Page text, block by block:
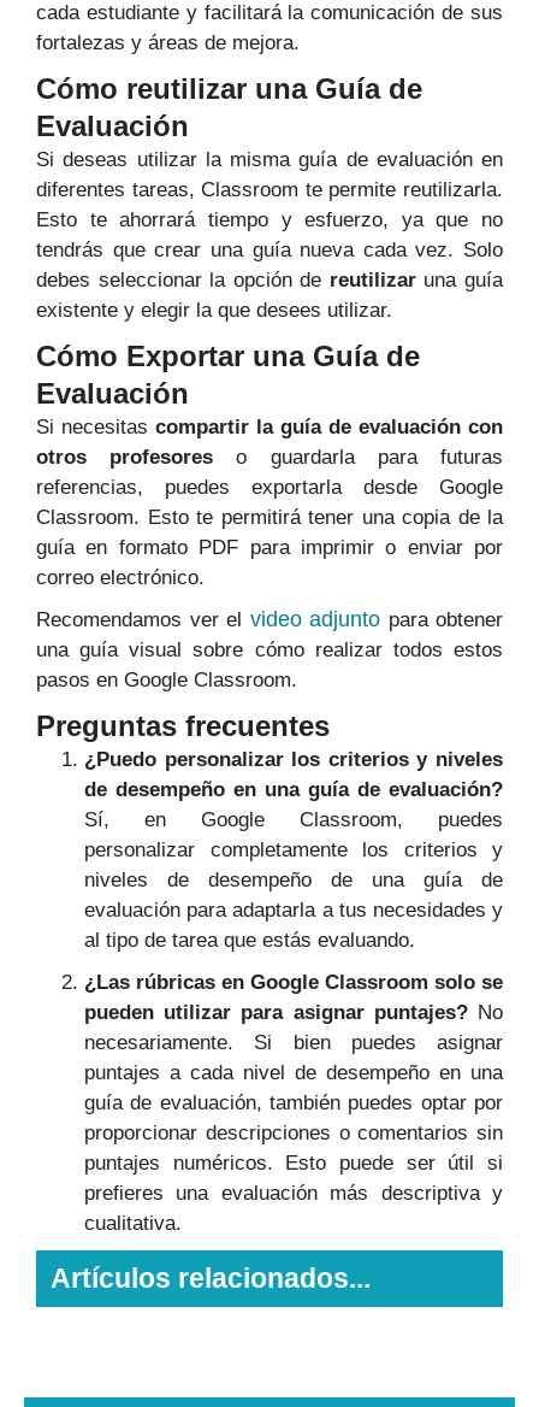
cada estudiante y facilitará la comunicación de sus
fortalezas y áreas de mejora.
Cómo reutilizar una Guía de
Evaluación
Si deseas utilizar la misma guía de evaluación en
diferentes tareas, Classroom te permite reutilizarla.
Esto te ahorrará tiempo y esfuerzo, ya que no
tendrás que crear una guía nueva cada vez. Solo
debes seleccionar la opción de reutilizaruna guía
existente y elegir la que desees utilizar.
Cómo Exportar una Guía de
Evaluación
Si necesitas compartir la guía de evaluación con
otros profesores o guardarla para futuras
referencias, puedes exportarla desde Google
Classroom. Esto te permitirá tener una copia de la
guía en formato PDF para imprimir o enviar por
correo electrónico.
Recomendamos ver el video adjunto para obtener
una guía visual sobre cómo realizar todos estos
pasos en Google Classroom.
Preguntas frecuentes
¿Puedo personalizar los criterios y niveles
de desempeño en una guía de evaluación?
Sí, en Google Classroom, puedes
personalizar completamente los criterios y
niveles de desempeño de una guía de
evaluación para adaptarla a tus necesidades y
al tipo de tarea que estás evaluando.
¿Las rúbricas en Google Classroom solo se
pueden utilizar para asignar puntajes?No
necesariamente. Si bien puedes asignar
puntajes a cada nivel de desempeño en una
guía de evaluación, también puedes optar por
proporcionar descripciones o comentarios sin
puntajes numéricos. Esto puede ser útil si
prefieres una evaluación más descriptiva y
cualitativa.
Artículos relacionados...